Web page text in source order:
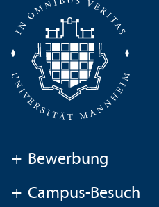
+ Bewerbung
+ Campus-Besuch